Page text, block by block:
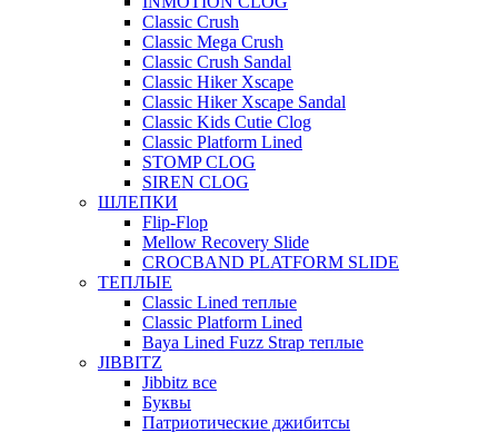
Classic Crush
Classic Mega Crush
Classic Crush Sandal
Classic Hiker Xscape
Classic Hiker Xscape Sandal
Classic Kids Cutie Clog
Classic Platform Lined
STOMP CLOG
SIREN CLOG
ШЛЕПКИ
Flip-Flop
Mellow Recovery Slide
CROCBAND PLATFORM SLIDE
ТЕПЛЫЕ
Classic Lined теплые
Classic Platform Lined
Baya Lined Fuzz Strap теплые
JIBBITZ
Jibbitz все
Буквы
Патриотические джибитсы